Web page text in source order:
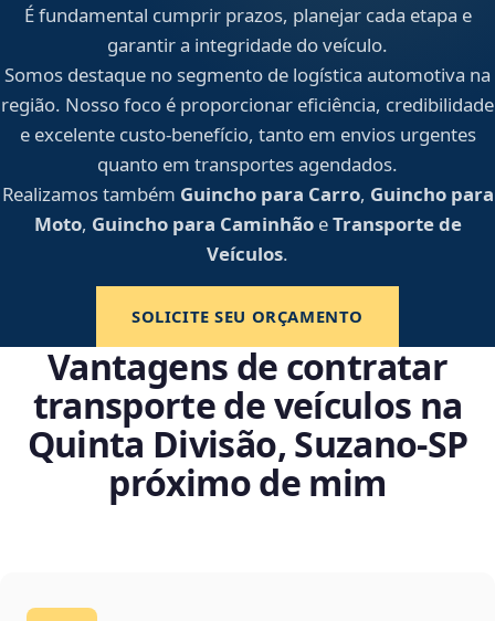
É fundamental cumprir prazos, planejar cada etapa e
garantir a integridade do veículo.
Somos destaque no segmento de logística automotiva na
região. Nosso foco é proporcionar eficiência, credibilidade
e excelente custo-benefício, tanto em envios urgentes
quanto em transportes agendados.
Realizamos também Guincho para Carro, Guincho para
Moto, Guincho para CaminhãoeTransporte de
Veículos.
SOLICITE SEU ORÇAMENTO
Vantagens de contratar
transporte de veículos na
Quinta Divisão, Suzano‑SP
próximo de mim